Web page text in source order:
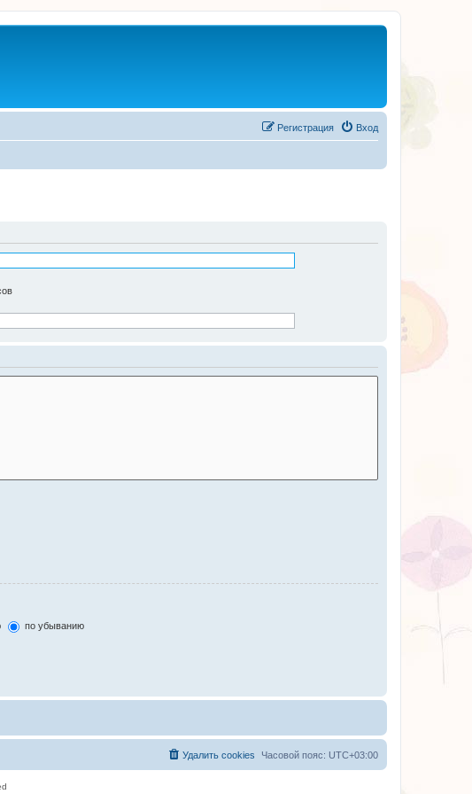
Вход
Регистрация
по убыванию
Часовой пояс: UTC+03:00
Удалить cookies